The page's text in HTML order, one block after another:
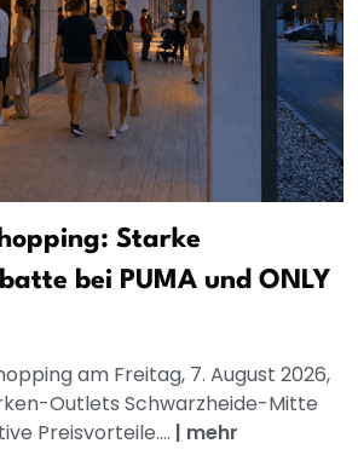
Starke
bei PUMA und ONLY
am Freitag, 7. August 2026,
Outlets Schwarzheide-Mitte
Preisvorteile.... | mehr